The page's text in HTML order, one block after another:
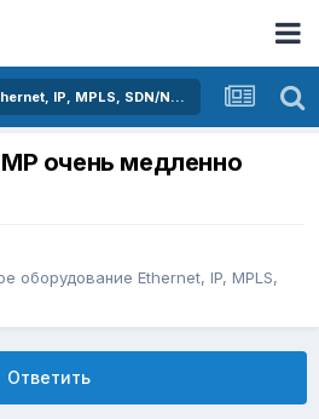
Активное оборудование Ethernet, IP, MPLS, SDN/NFV...
очень медленно
оборудование Ethernet, IP, MPLS,
Ответить